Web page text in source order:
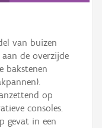
van buizen
de overzijde
bakstenen
op
consoles.
gevat in een